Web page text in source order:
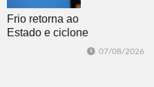
Frio retorna ao
Estado e ciclone
07/08/2026